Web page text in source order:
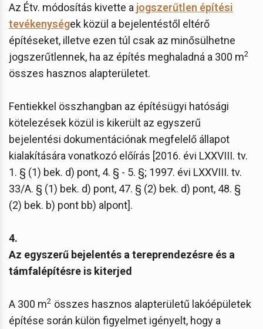
Az Étv. módosítás kivette a jogszerűtlen építési
tevékenységek közül a bejelentéstől eltérő
építéseket, illetve ezen túl csak az minősülhetne
jogszerűtlennek, ha az építés meghaladná a 300 m2
összes hasznos alapterületet.
Fentiekkel összhangban az építésügyi hatósági
kötelezések közül is kikerült az egyszerű
bejelentési dokumentációnak megfelelő állapot
kialakítására vonatkozó előírás [2016. évi LXXVIII. tv.
1. § (1) bek. d) pont, 4. § - 5. §; 1997. évi LXXVIII. tv.
33/A. § (1) bek. d) pont, 47. § (2) bek. d) pont, 48. §
(2) bek. b) pont bb) alpont].
4.
Az egyszerű bejelentés a tereprendezésre és a
támfalépítésre is kiterjed
A 300 m2 összes hasznos alapterületű lakóépületek
építése során külön figyelmet igényelt, hogy a